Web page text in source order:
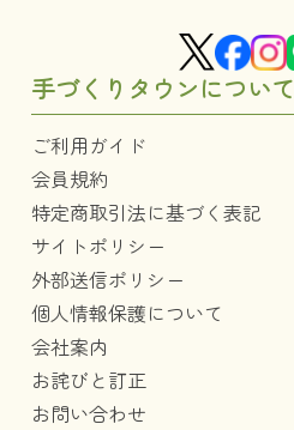
手づくりタウンについて
ご利用ガイド
会員規約
特定商取引法に基づく表記
サイトポリシー
外部送信ポリシー
個人情報保護について
会社案内
お詫びと訂正
お問い合わせ